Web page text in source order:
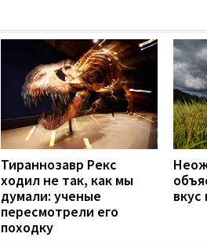
Тираннозавр Рекс
ходил не так, как мы
думали: ученые
пересмотрели его
походку
вкус